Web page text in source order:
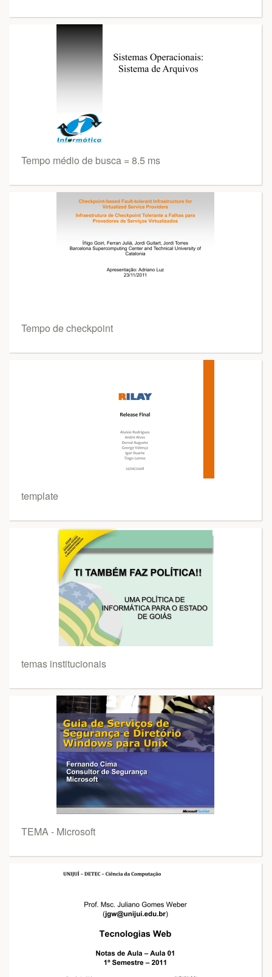
Tempo médio de busca = 8.5 ms
Tempo de checkpoint
template
temas institucionais
TEMA - Microsoft